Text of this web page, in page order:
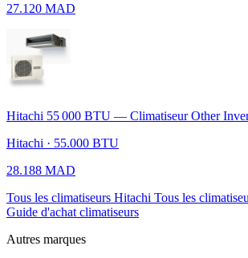
27.120 MAD
Hitachi 55 000 BTU — Climatiseur Other
Hitachi · 55.000 BTU
28.188 MAD
Tous les climatiseurs Hitachi Tous les
Guide d'achat climatiseurs
Autres marques